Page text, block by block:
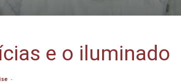
e o iluminado
-